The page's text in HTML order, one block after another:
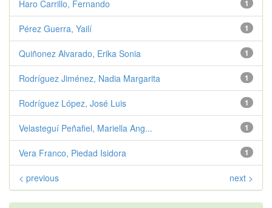
1
Haro Carrillo, Fernando
1
Pérez Guerra, Yailí
1
Quiñonez Alvarado, Erika Sonia
1
Rodríguez Jiménez, Nadia Margarita
1
Rodríguez López, José Luis
1
Velasteguí Peñafiel, Mariella Ang...
1
Vera Franco, Piedad Isidora
< previous next >